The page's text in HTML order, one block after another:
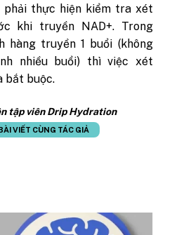
thực hiện kiểm tra xét
khi truyền NAD+. Trong
hàng truyền 1 buổi (không
nhiều buổi) thì việc xét
bắt buộc.
tập viên Drip Hydration
VIẾT CÙNG TÁC GIẢ